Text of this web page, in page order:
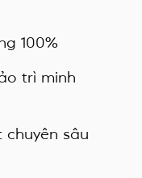
100%
trì minh
chuyên sâu